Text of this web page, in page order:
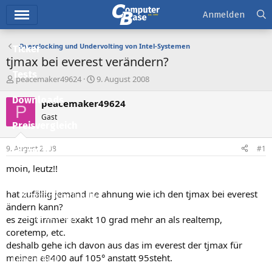
Ticker
Downloads
Preisvergleich
Forum
Aktuelles
Empfohlene Inhalte
Neue Beiträge
Neueste Aktivitäten
Leserartikel
Anmelden
Overclocking und Undervolting von Intel-Systemen
tjmax bei everest verändern?
E
s
e
l
e
r
peacemaker49624
E
s
t
9. August 2008
P peacemaker49624
Gast
9. August 2008 #1
moin, leutz!!
hat zufällig jemand ne ahnung wie ich den tjmax bei everest
ändern kann?
es zeigt immer exakt 10 grad mehr an als realtemp,
coretemp, etc.
deshalb gehe ich davon aus das im everest der tjmax für
meinen e8400 auf 105° anstatt 95steht.